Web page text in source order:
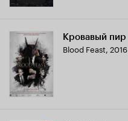
Кровавый пир
Blood Feast, 2016